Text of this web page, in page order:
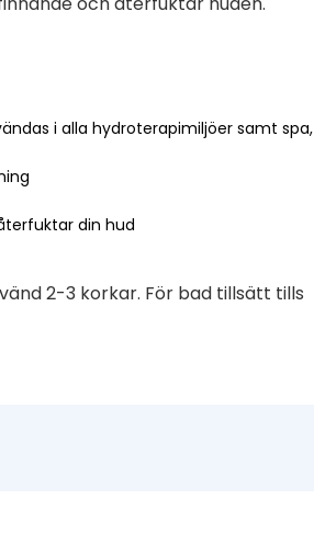
i alla hydroterapimiljöer samt spa,
din hud
2-3 korkar. För bad tillsätt tills